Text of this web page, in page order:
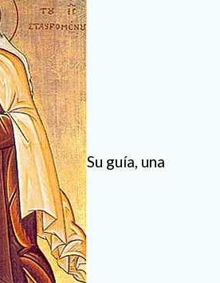
Su guía, una